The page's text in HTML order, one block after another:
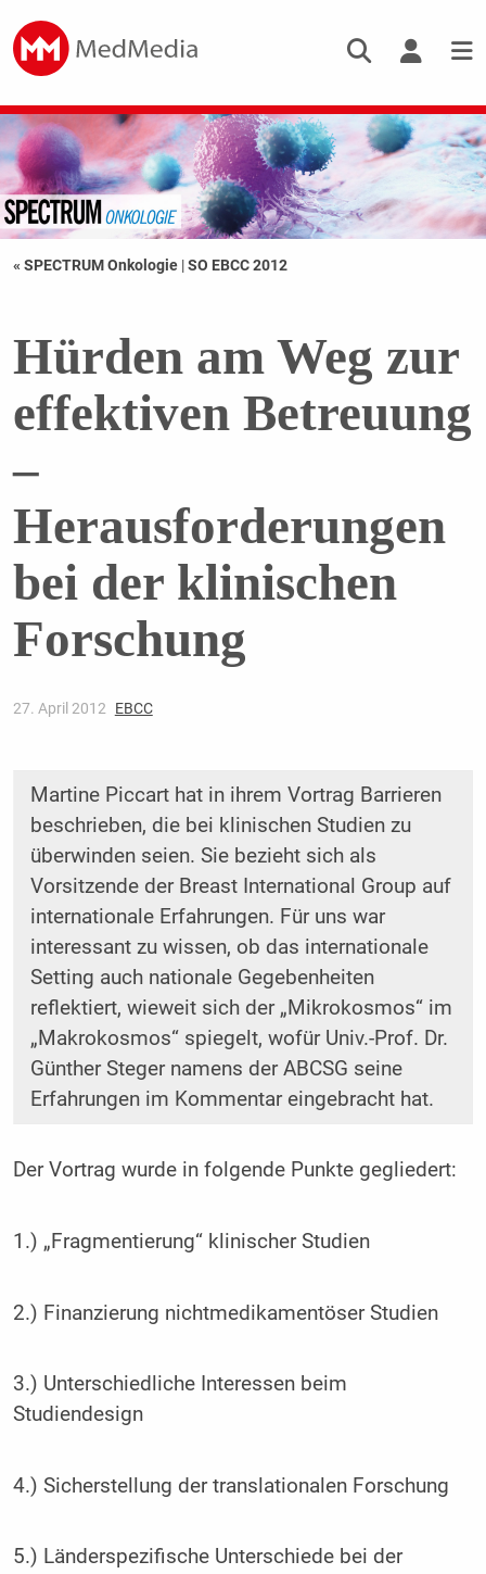
« SPECTRUM Onkologie |SO EBCC 2012
Hürden am Weg zur
effektiven Betreuung
–
Herausforderungen
bei der klinischen
Forschung
27. April 2012 EBCC
Martine Piccart hat in ihrem Vortrag Barrieren
beschrieben, die bei klinischen Studien zu
überwinden seien. Sie bezieht sich als
Vorsitzende der Breast International Group auf
internationale Erfahrungen. Für uns war
interessant zu wissen, ob das internationale
Setting auch nationale Gegebenheiten
reflektiert, wieweit sich der „Mikrokosmos“ im
„Makrokosmos“ spiegelt, wofür Univ.-Prof. Dr.
Günther Steger namens der ABCSG seine
Erfahrungen im Kommentar eingebracht hat.
Der Vortrag wurde in folgende Punkte gegliedert:
1.) „Fragmentierung“ klinischer Studien
2.) Finanzierung nichtmedikamentöser Studien
3.) Unterschiedliche Interessen beim
Studiendesign
4.) Sicherstellung der translationalen Forschung
5.) Länderspezifische Unterschiede bei der